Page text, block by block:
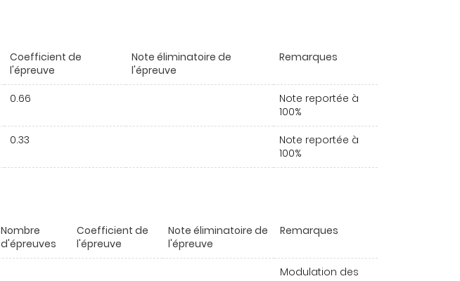
Coefficient de
l'épreuve
Note éliminatoire de
l'épreuve
Remarques
0.66
Note reportée à
100%
0.33
Note reportée à
100%
Nombre
d'épreuves
Coefficient de
l'épreuve
Note éliminatoire de
l'épreuve
Remarques
Modulation des